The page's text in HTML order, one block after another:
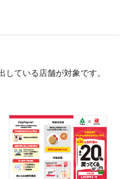
ている店舗が対象です。